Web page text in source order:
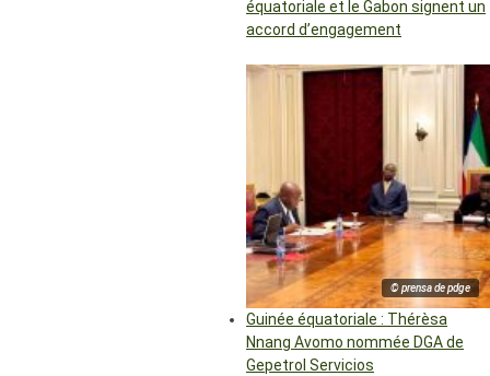
équatoriale et le Gabon signent un
accord d’engagement
© prensa de pdge
Guinée équatoriale : Thérèsa
Nnang Avomo nommée DGA de
Gepetrol Servicios